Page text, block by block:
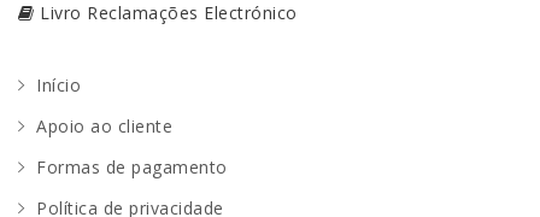
Livro Reclamações Electrónico
Início
Apoio ao cliente
Formas de pagamento
Política de privacidade